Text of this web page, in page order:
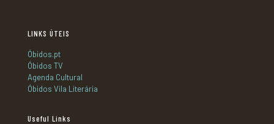
LINKS ÚTEIS
Óbidos.pt
Óbidos TV
Agenda Cultural
Óbidos Vila Literária
Useful Links